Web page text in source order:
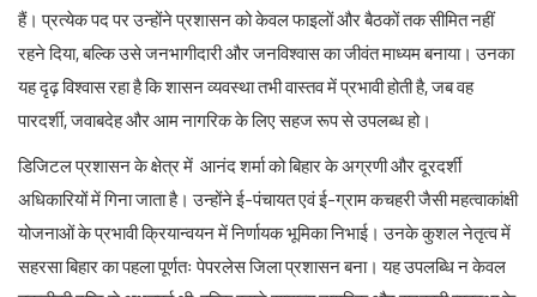
हैं। प्रत्येक पद पर उन्होंने प्रशासन को केवल फाइलों और बैठकों तक सीमित नहीं
रहने दिया, बल्कि उसे जनभागीदारी और जनविश्वास का जीवंत माध्यम बनाया। उनका
यह दृढ़ विश्वास रहा है कि शासन व्यवस्था तभी वास्तव में प्रभावी होती है, जब वह
पारदर्शी, जवाबदेह और आम नागरिक के लिए सहज रूप से उपलब्ध हो।
डिजिटल प्रशासन के क्षेत्र में आनंद शर्मा को बिहार के अग्रणी और दूरदर्शी
अधिकारियों में गिना जाता है। उन्होंने ई-पंचायत एवं ई-ग्राम कचहरी जैसी महत्वाकांक्षी
योजनाओं के प्रभावी क्रियान्वयन में निर्णायक भूमिका निभाई। उनके कुशल नेतृत्व में
सहरसा बिहार का पहला पूर्णतः पेपरलेस जिला प्रशासन बना। यह उपलब्धि न केवल